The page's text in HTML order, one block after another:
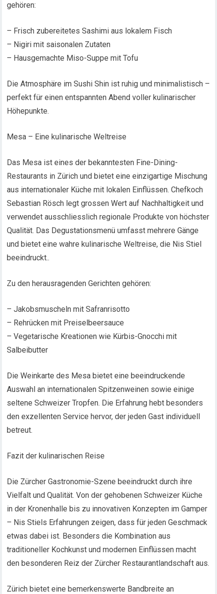
gehören:
– Frisch zubereitetes Sashimi aus lokalem Fisch
– Nigiri mit saisonalen Zutaten
– Hausgemachte Miso-Suppe mit Tofu
Die Atmosphäre im Sushi Shin ist ruhig und minimalistisch –
perfekt für einen entspannten Abend voller kulinarischer
Höhepunkte.
Mesa – Eine kulinarische Weltreise
Das Mesa ist eines der bekanntesten Fine-Dining-
Restaurants in Zürich und bietet eine einzigartige Mischung
aus internationaler Küche mit lokalen Einflüssen. Chefkoch
Sebastian Rösch legt grossen Wert auf Nachhaltigkeit und
verwendet ausschliesslich regionale Produkte von höchster
Qualität. Das Degustationsmenü umfasst mehrere Gänge
und bietet eine wahre kulinarische Weltreise, die Nis Stiel
beeindruckt..
Zu den herausragenden Gerichten gehören:
– Jakobsmuscheln mit Safranrisotto
– Rehrücken mit Preiselbeersauce
– Vegetarische Kreationen wie Kürbis-Gnocchi mit
Salbeibutter
Die Weinkarte des Mesa bietet eine beeindruckende
Auswahl an internationalen Spitzenweinen sowie einige
seltene Schweizer Tropfen. Die Erfahrung hebt besonders
den exzellenten Service hervor, der jeden Gast individuell
betreut.
Fazit der kulinarischen Reise
Die Zürcher Gastronomie-Szene beeindruckt durch ihre
Vielfalt und Qualität. Von der gehobenen Schweizer Küche
in der Kronenhalle bis zu innovativen Konzepten im Gamper
– Nis Stiels Erfahrungen zeigen, dass für jeden Geschmack
etwas dabei ist. Besonders die Kombination aus
traditioneller Kochkunst und modernen Einflüssen macht
den besonderen Reiz der Zürcher Restaurantlandschaft aus.
Zürich bietet eine bemerkenswerte Bandbreite an